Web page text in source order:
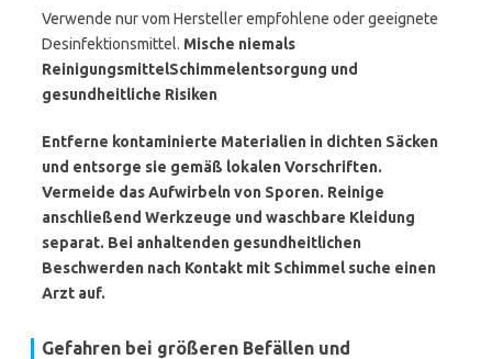
Verwende nur vom Hersteller empfohlene oder geeignete
Desinfektionsmittel. Mische niemals
ReinigungsmittelSchimmelentsorgung und
gesundheitliche Risiken
Entferne kontaminierte Materialien in dichten Säcken
und entsorge sie gemäß lokalen Vorschriften.
Vermeide das Aufwirbeln von Sporen. Reinige
anschließend Werkzeuge und waschbare Kleidung
separat. Bei anhaltenden gesundheitlichen
Beschwerden nach Kontakt mit Schimmel suche einen
Arzt auf.
Gefahren bei größeren Befällen und